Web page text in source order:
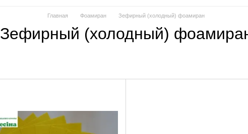
Главная Фоамиран Зефирный (холодный) фоамиран
Зефирный (холодный)